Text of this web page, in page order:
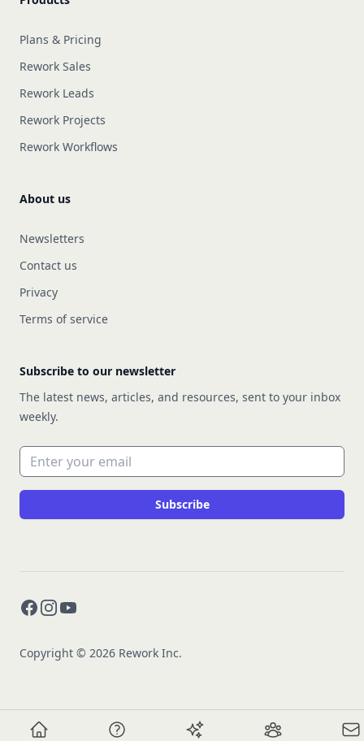
Plans & Pricing
Rework Sales
Rework Leads
Rework Projects
Rework Workflows
About us
Newsletters
Contact us
Privacy
Terms of service
Subscribe to our newsletter
The latest news, articles, and resources, sent to your inbox
weekly.
Email address
Subscribe
Facebook
Instagram
YouTube
Copyright © 2026 Rework Inc.